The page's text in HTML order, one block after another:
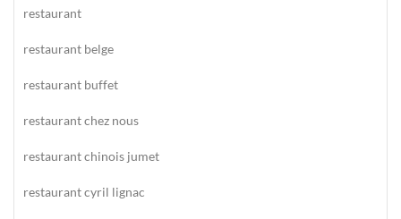
restaurant
restaurant belge
restaurant buffet
restaurant chez nous
restaurant chinois jumet
restaurant cyril lignac